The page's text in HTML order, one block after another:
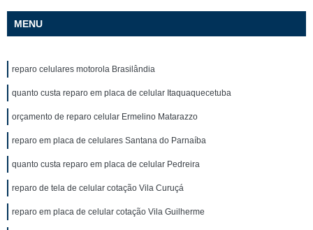
MENU
reparo celulares motorola Brasilândia
quanto custa reparo em placa de celular Itaquaquecetuba
orçamento de reparo celular Ermelino Matarazzo
reparo em placa de celulares Santana do Parnaíba
quanto custa reparo em placa de celular Pedreira
reparo de tela de celular cotação Vila Curuçá
reparo em placa de celular cotação Vila Guilherme